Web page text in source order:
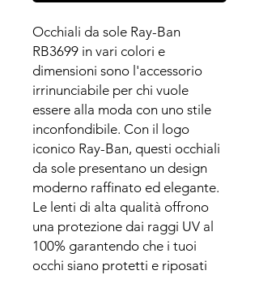
Occhiali da sole Ray-Ban
RB3699 in vari colori e
dimensioni sono l'accessorio
irrinunciabile per chi vuole
essere alla moda con uno stile
inconfondibile. Con il logo
iconico Ray-Ban, questi occhiali
da sole presentano un design
moderno raffinato ed elegante.
Le lenti di alta qualità offrono
una protezione dai raggi UV al
100% garantendo che i tuoi
occhi siano protetti e riposati